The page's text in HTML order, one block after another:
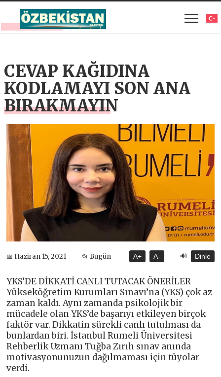
CEVAP KAĞIDINA
KODLAMAYI SON ANA
BIRAKMAYIN
📅 Haziran 15, 2021 📂 Bugün A+ A- 🔊 Dinle
YKS’DE DİKKATİ CANLI TUTACAK ÖNERİLER
Yükseköğretim Kurumları Sınavı’na (YKS) çok az
zaman kaldı. Aynı zamanda psikolojik bir
mücadele olan YKS’de başarıyı etkileyen birçok
faktör var. Dikkatin sürekli canlı tutulması da
bunlardan biri. İstanbul Rumeli Üniversitesi
Rehberlik Uzmanı Tuğba Zırıh sınav anında
motivasyonunuzun dağılmaması için tüyolar
verdi.